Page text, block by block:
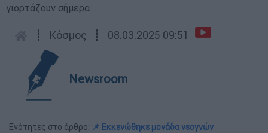
γιορτάζουν σήμερα
┋ Κόσμος ┋ 08.03.2025 09:51
Newsroom
Ενότητες στο άρθρο: 📌 Εκκενώθηκε μονάδα νεογνών